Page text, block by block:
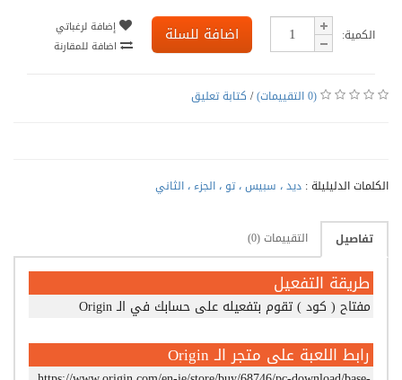
الكمية: اضافة للسلة
إضافة لرغباتي
اضافة للمقارنة
(0 التقييمات) / كتابة تعليق
الكلمات الدليليلة : ديد ، سبيس ، تو ، الجزء ، الثاني
تفاصيل التقييمات (0)
طريقة التفعيل
مفتاح ( كود ) تقوم بتفعيله على حسابك في الـ Origin
رابط اللعبة على متجر الـ Origin